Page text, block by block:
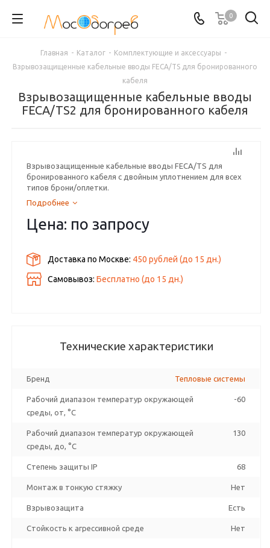
0
Главная - Каталог - Комплектующие и аксессуары -
Взрывозащищенные кабельные вводы FECA/TS для бронированного
кабеля
Взрывозащищенные кабельные вводы
FECA/TS2 для бронированного кабеля
Взрывозащищенные кабельные вводы FECA/TS для
бронированного кабеля с двойным уплотнением для всех
типов брони/оплетки.
Подробнее
Цена: по запросу
Доставка по Москве: 450 рублей (до 15 дн.)
Самовывоз:Бесплатно (до 15 дн.)
Технические характеристики
Бренд Тепловые системы
Рабочий диапазон температур окружающей
среды, от, °C
-60
Рабочий диапазон температур окружающей
среды, до, °C
130
Степень защиты IP 68
Монтаж в тонкую стяжку Нет
Взрывозащита Есть
Стойкость к агрессивной среде Нет